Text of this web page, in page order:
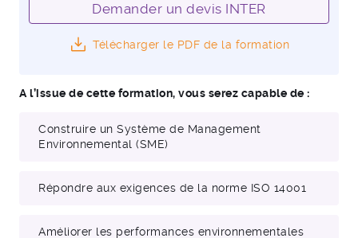
Demander un devis INTER
Télécharger le PDF de la formation
A l’issue de cette formation, vous serez capable de :
Construire un Système de Management
Environnemental (SME)
Répondre aux exigences de la norme ISO 14001
Améliorer les performances environnementales